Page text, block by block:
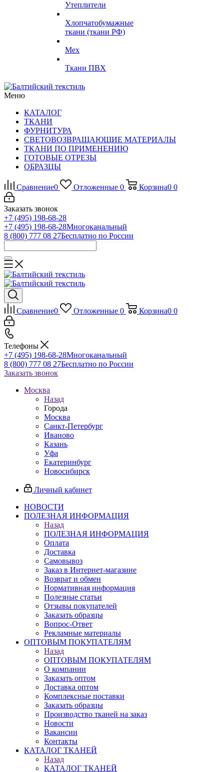
Утеплители
Хлопчатобумажные
ткани (ткани РФ)
Мех
Ткани ПВХ
Меню
КАТАЛОГ
ТКАНИ
ФУРНИТУРА
СВЕТОВОЗВРАЩАЮЩИЕ МАТЕРИАЛЫ
ТКАНИ ПО ПРИМЕНЕНИЮ
ГОТОВЫЕ ОТРЕЗЫ
ОБРАЗЦЫ
Сравнение0 Отложенные 0 Корзина0 0
Заказать звонок
+7 (495) 198-68-28
+7 (495) 198-68-28Многоканальный
8 (800) 777 08 27Бесплатно по России
Сравнение0 Отложенные 0 Корзина0 0
Телефоны
+7 (495) 198-68-28Многоканальный
8 (800) 777 08 27Бесплатно по России
Заказать звонок
Москва
Назад
Города
Москва
Санкт-Петербург
Иваново
Казань
Уфа
Екатеринбург
Новосибирск
Личный кабинет
НОВОСТИ
ПОЛЕЗНАЯ ИНФОРМАЦИЯ
Назад
ПОЛЕЗНАЯ ИНФОРМАЦИЯ
Оплата
Доставка
Самовывоз
Заказ в Интернет-магазине
Возврат и обмен
Нормативная информация
Полезные статьи
Отзывы покупателей
Заказать образцы
Вопрос-Ответ
Рекламные материалы
ОПТОВЫМ ПОКУПАТЕЛЯМ
Назад
ОПТОВЫМ ПОКУПАТЕЛЯМ
О компании
Заказать оптом
Доставка оптом
Комплексные поставки
Заказать образцы
Производство тканей на заказ
Новости
Вакансии
Контакты
КАТАЛОГ ТКАНЕЙ
Назад
КАТАЛОГ ТКАНЕЙ